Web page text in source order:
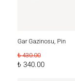
Gar Gazinosu, Pin
₺ 430.00
₺ 340.00